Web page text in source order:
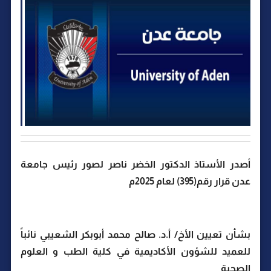
أصدر الأستاذ الدكتور الخضر ناصر لصور رئيس جامعة
عدن قرار رقم(395) لعام 2025م
بشأن تعيين الأخ/ أ.د. صالح محمد أبوبكر الشعيبي نائباً
للعميد للشؤون الأكاديمية في كلية الطب و العلوم
الصحية